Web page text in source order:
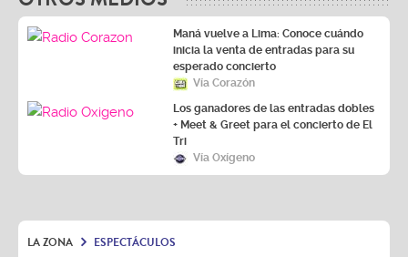
Maná vuelve a Lima: Conoce cuándo
inicia la venta de entradas para su
esperado concierto
Vía Corazón
Los ganadores de las entradas dobles
+ Meet & Greet para el concierto de El
Tri
Vía Oxígeno
LA ZONA ESPECTÁCULOS